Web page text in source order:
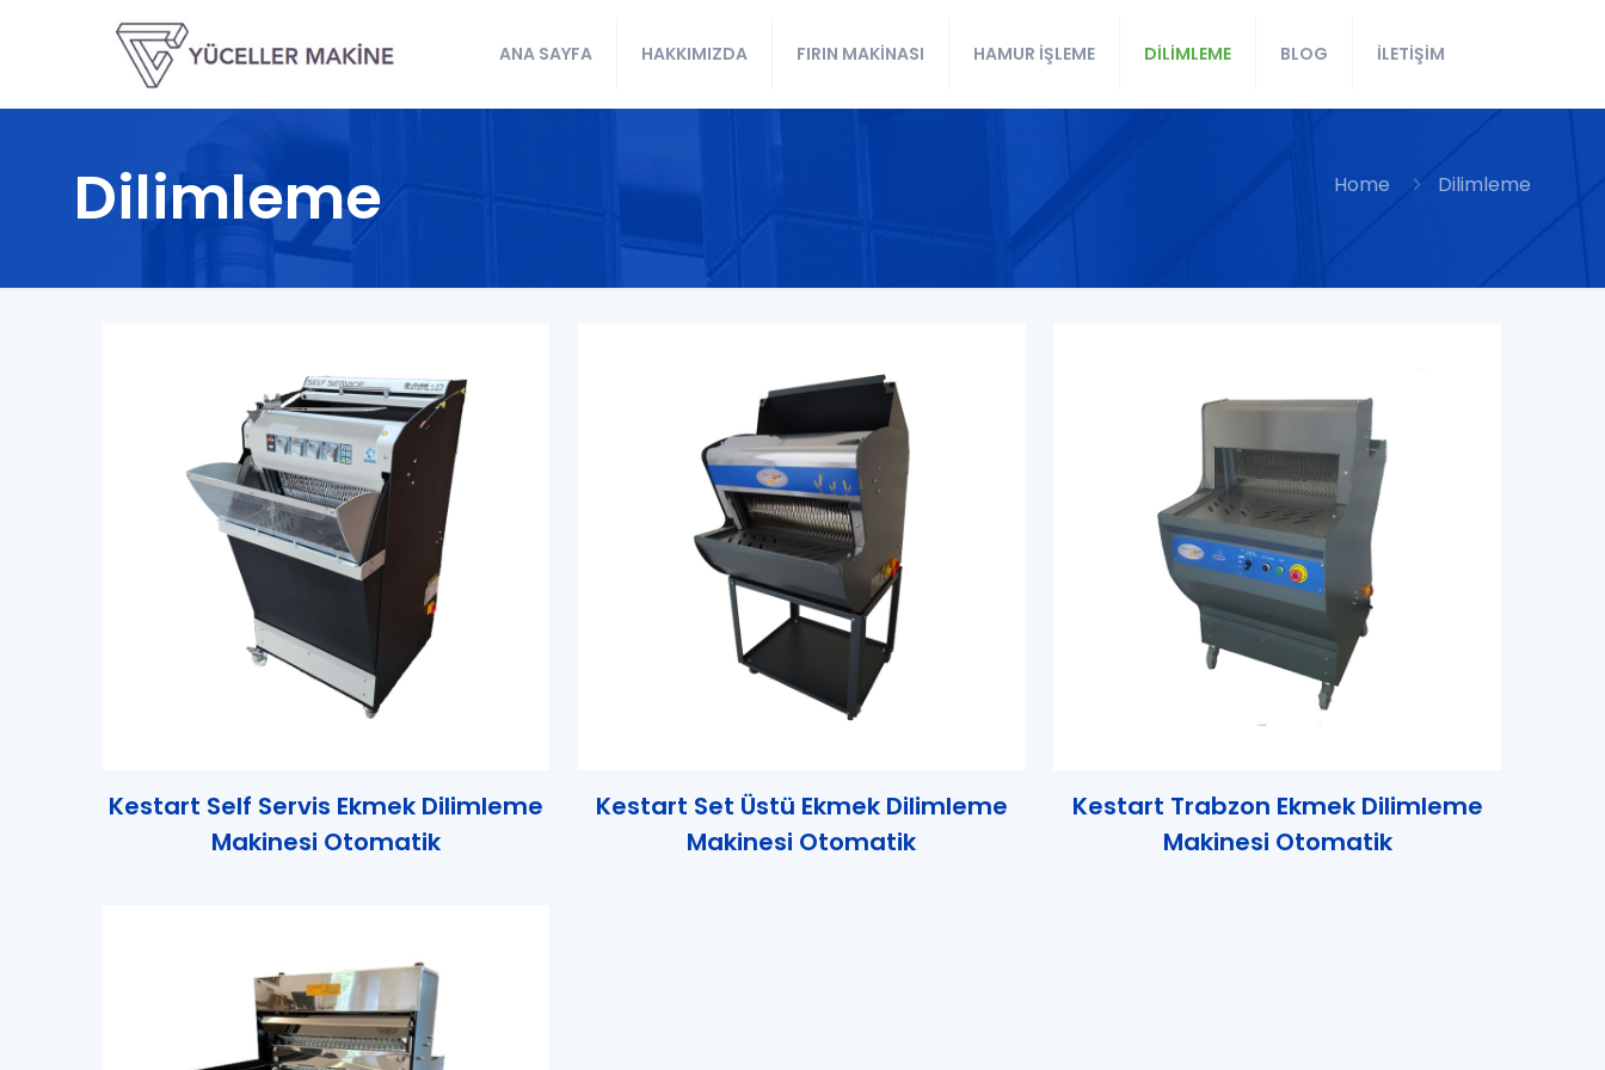
ANA SAYFA HAKKIMIZDA FIRIN MAKİNASI HAMUR İŞLEME DİLİMLEME BLOG İLETİŞİM
Dilimleme Home Dilimleme
Kestart Self Servis Ekmek Dilimleme
Makinesi Otomatik
Kestart Set Üstü Ekmek Dilimleme
Makinesi Otomatik
Kestart Trabzon Ekmek Dilimleme
Makinesi Otomatik